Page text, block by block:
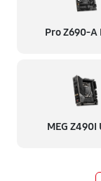
Pro Z690-A
MEG